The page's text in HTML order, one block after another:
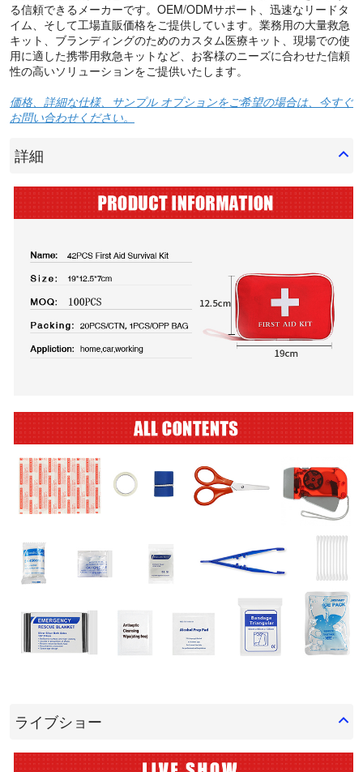
る信頼できるメーカーです。OEM/ODMサポート、迅速なリードタ
イム、そして工場直販価格をご提供しています。業務用の大量救急
キット、ブランディングのためのカスタム医療キット、現場での使
用に適した携帯用救急キットなど、お客様のニーズに合わせた信頼
性の高いソリューションをご提供いたします。
価格、詳細な仕様、サンプル オプションをご希望の場合は、今すぐ
お問い合わせください。
詳細
ライブショー